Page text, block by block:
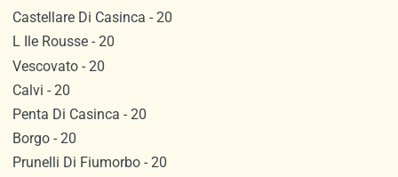
Castellare Di Casinca - 20
L Ile Rousse - 20
Vescovato - 20
Calvi - 20
Penta Di Casinca - 20
Borgo - 20
Prunelli Di Fiumorbo - 20